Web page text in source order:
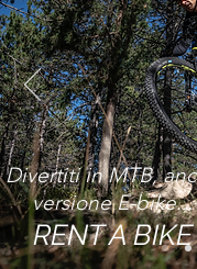
Divertiti in MTB,
versione E-bike...
RENT A BIKE